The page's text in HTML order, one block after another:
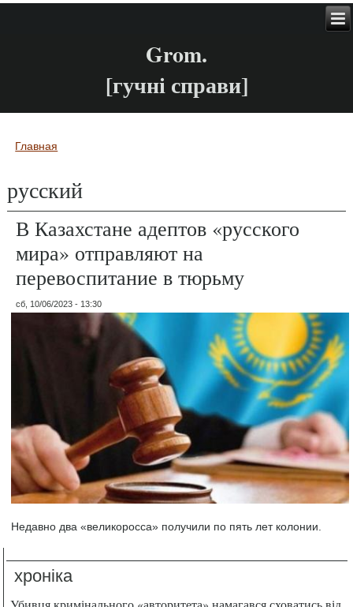
Grom.
[гучні справи]
Вы здесь
Главная
русский
В Казахстане адептов «русского
мира» отправляют на
перевоспитание в тюрьму
сб, 10/06/2023 - 13:30
Недавно два «великоросса» получили по пять лет колонии.
хроніка